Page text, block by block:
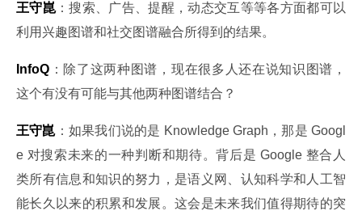
王守崑：搜索、广告、提醒，动态交互等等各方面都可以
利用兴趣图谱和社交图谱融合所得到的结果。
InfoQ ：除了这两种图谱，现在很多人还在说知识图谱，
这个有没有可能与其他两种图谱结合？
王守崑：如果我们说的是 Knowledge Graph，那是 Googl
e 对搜索未来的一种判断和期待。背后是 Google 整合人
类所有信息和知识的努力，是语义网、认知科学和人工智
能长久以来的积累和发展。这会是未来我们值得期待的突